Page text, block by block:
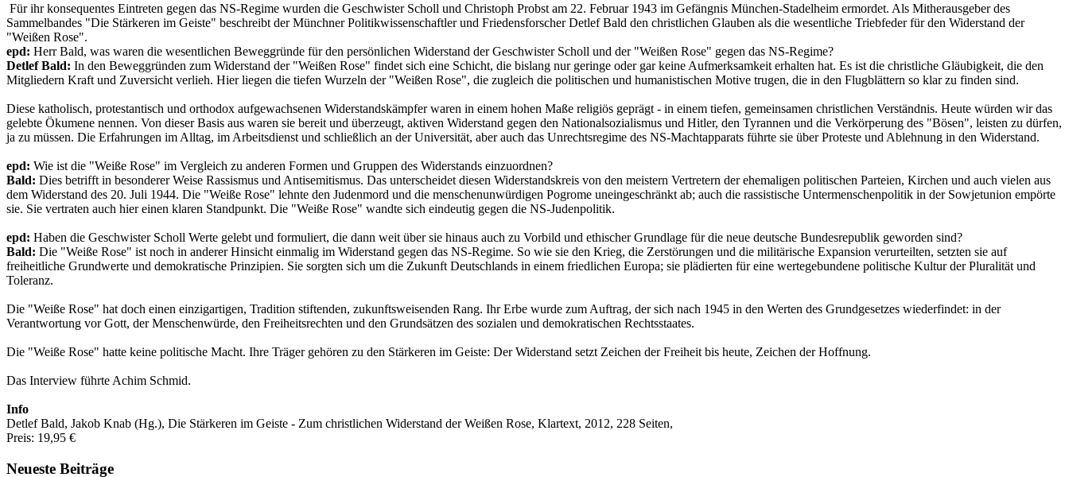
Für ihr konsequentes Eintreten gegen das NS-Regime wurden die Geschwister Scholl und Christoph Probst am 22. Februar 1943 im Gefängnis München-Stadelheim ermordet. Als Mitherausgeber des
Sammelbandes "Die Stärkeren im Geiste" beschreibt der Münchner Politikwissenschaftler und Friedensforscher Detlef Bald den christlichen Glauben als die wesentliche Triebfeder für den Widerstand der
"Weißen Rose".
epd: Herr Bald, was waren die wesentlichen Beweggründe für den persönlichen Widerstand der Geschwister Scholl und der "Weißen Rose" gegen das NS-Regime?
Detlef Bald: In den Beweggründen zum Widerstand der "Weißen Rose" findet sich eine Schicht, die bislang nur geringe oder gar keine Aufmerksamkeit erhalten hat. Es ist die christliche Gläubigkeit, die den
Mitgliedern Kraft und Zuversicht verlieh. Hier liegen die tiefen Wurzeln der "Weißen Rose", die zugleich die politischen und humanistischen Motive trugen, die in den Flugblättern so klar zu finden sind.
Diese katholisch, protestantisch und orthodox aufgewachsenen Widerstandskämpfer waren in einem hohen Maße religiös geprägt - in einem tiefen, gemeinsamen christlichen Verständnis. Heute würden wir das
gelebte Ökumene nennen. Von dieser Basis aus waren sie bereit und überzeugt, aktiven Widerstand gegen den Nationalsozialismus und Hitler, den Tyrannen und die Verkörperung des "Bösen", leisten zu dürfen,
ja zu müssen. Die Erfahrungen im Alltag, im Arbeitsdienst und schließlich an der Universität, aber auch das Unrechtsregime des NS-Machtapparats führte sie über Proteste und Ablehnung in den Widerstand.
epd: Wie ist die "Weiße Rose" im Vergleich zu anderen Formen und Gruppen des Widerstands einzuordnen?
Bald: Dies betrifft in besonderer Weise Rassismus und Antisemitismus. Das unterscheidet diesen Widerstandskreis von den meistern Vertretern der ehemaligen politischen Parteien, Kirchen und auch vielen aus
dem Widerstand des 20. Juli 1944. Die "Weiße Rose" lehnte den Judenmord und die menschenunwürdigen Pogrome uneingeschränkt ab; auch die rassistische Untermenschenpolitik in der Sowjetunion empörte
sie. Sie vertraten auch hier einen klaren Standpunkt. Die "Weiße Rose" wandte sich eindeutig gegen die NS-Judenpolitik.
epd: Haben die Geschwister Scholl Werte gelebt und formuliert, die dann weit über sie hinaus auch zu Vorbild und ethischer Grundlage für die neue deutsche Bundesrepublik geworden sind?
Bald: Die "Weiße Rose" ist noch in anderer Hinsicht einmalig im Widerstand gegen das NS-Regime. So wie sie den Krieg, die Zerstörungen und die militärische Expansion verurteilten, setzten sie auf
freiheitliche Grundwerte und demokratische Prinzipien. Sie sorgten sich um die Zukunft Deutschlands in einem friedlichen Europa; sie plädierten für eine wertegebundene politische Kultur der Pluralität und
Toleranz.
Die "Weiße Rose" hat doch einen einzigartigen, Tradition stiftenden, zukunftsweisenden Rang. Ihr Erbe wurde zum Auftrag, der sich nach 1945 in den Werten des Grundgesetzes wiederfindet: in der
Verantwortung vor Gott, der Menschenwürde, den Freiheitsrechten und den Grundsätzen des sozialen und demokratischen Rechtsstaates.
Die "Weiße Rose" hatte keine politische Macht. Ihre Träger gehören zu den Stärkeren im Geiste: Der Widerstand setzt Zeichen der Freiheit bis heute, Zeichen der Hoffnung.
Das Interview führte Achim Schmid.
Info
Detlef Bald, Jakob Knab (Hg.), Die Stärkeren im Geiste - Zum christlichen Widerstand der Weißen Rose, Klartext, 2012, 228 Seiten,
Preis: 19,95 €
Neueste Beiträge